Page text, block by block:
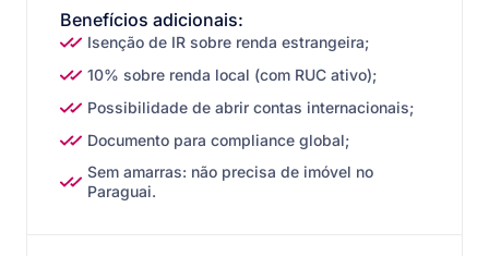
Benefícios adicionais:
Isenção de IR sobre renda estrangeira;
10% sobre renda local (com RUC ativo);
Possibilidade de abrir contas internacionais;
Documento para compliance global;
Sem amarras: não precisa de imóvel no
Paraguai.